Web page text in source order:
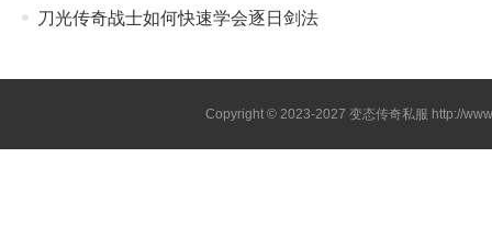
刀光传奇战士如何快速学会逐日剑法
Copyright © 2023-2027变态传奇私服 http://